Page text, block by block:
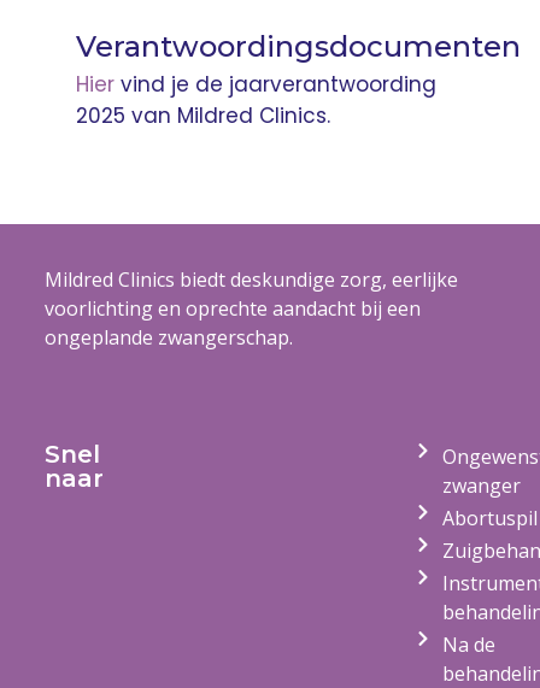
Verantwoordingsdocumenten
Hier vind je de jaarverantwoording
2025 van Mildred Clinics.
Mildred Clinics biedt deskundige zorg, eerlijke
voorlichting en oprechte aandacht bij een
ongeplande zwangerschap.
Snel
naar
zwanger
Abortuspil
Na de